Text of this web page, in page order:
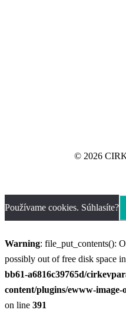
© 2026
Používame cookies. Súhlasíte?
Warning: file_put_contents():
possibly out of free disk space in
bb61-a6816c39765d/
content/plugins/ewww-image-
on line 391